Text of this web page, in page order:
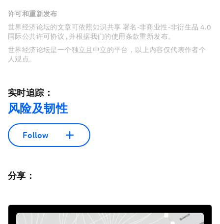
许可和重新发布
世界经济论坛的文章可依照知识共享 署名-非商业性-非衍生品 4.0
国际公共许可协议 , 并根据我们的使用条款重新发布。
世界经济论坛是一个独立且中立的平台，以上内容仅代表作者个
人观点。
实时追踪：
风险及韧性
Follow
分享：